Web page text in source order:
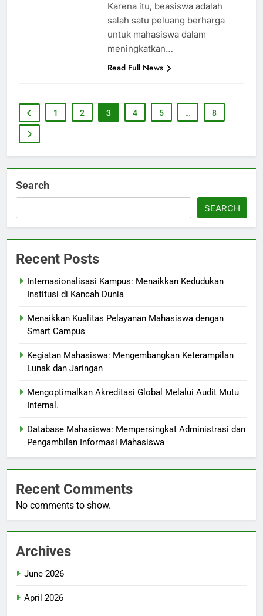
Karena itu, beasiswa adalah
salah satu peluang berharga
untuk mahasiswa dalam
meningkatkan…
Read Full News
1 2 3 4 5 … 8
Search
SEARCH
Recent Posts
Internasionalisasi Kampus: Menaikkan Kedudukan
Institusi di Kancah Dunia
Menaikkan Kualitas Pelayanan Mahasiswa dengan
Smart Campus
Kegiatan Mahasiswa: Mengembangkan Keterampilan
Lunak dan Jaringan
Mengoptimalkan Akreditasi Global Melalui Audit Mutu
Internal.
Database Mahasiswa: Mempersingkat Administrasi dan
Pengambilan Informasi Mahasiswa
Recent Comments
No comments to show.
Archives
June 2026
April 2026